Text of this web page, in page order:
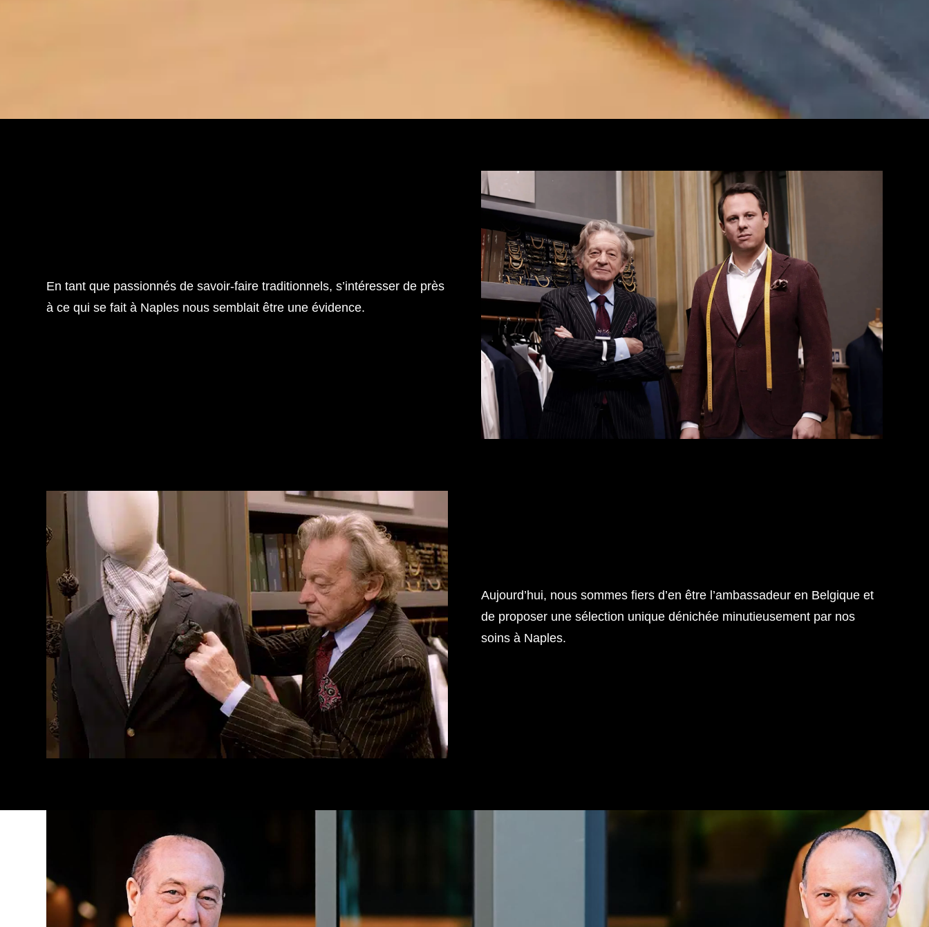
En tant que passionnés de savoir-faire traditionnels, s’intéresser de près
à ce qui se fait à Naples nous semblait être une évidence.
Aujourd’hui, nous sommes fiers d’en être l’ambassadeur en Belgique et
de proposer une sélection unique dénichée minutieusement par nos
soins à Naples.